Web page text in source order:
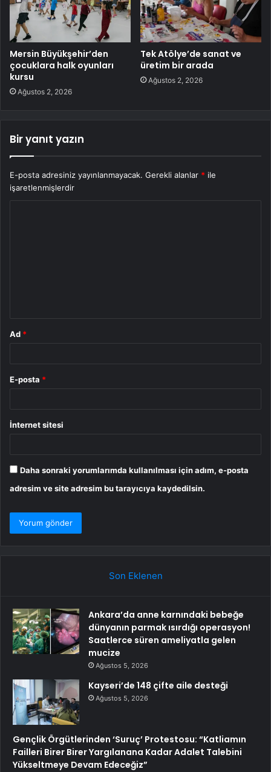
Mersin Büyükşehir’den
çocuklara halk oyunları
kursu
Ağustos 2, 2026
Tek Atölye’de sanat ve
üretim bir arada
Ağustos 2, 2026
Bir yanıt yazın
E-posta adresiniz yayınlanmayacak. Gerekli alanlar * ile
işaretlenmişlerdir
Ad *
E-posta *
İnternet sitesi
Daha sonraki yorumlarımda kullanılması için adım, e-posta
adresim ve site adresim bu tarayıcıya kaydedilsin.
Son Eklenen
Ankara’da anne karnındaki bebeğe
dünyanın parmak ısırdığı operasyon!
Saatlerce süren ameliyatla gelen
mucize
Ağustos 5, 2026
Kayseri’de 148 çifte aile desteği
Ağustos 5, 2026
Gençlik Örgütlerinden ‘Suruç’ Protestosu: “Katliamın
Failleri Birer Birer Yargılanana Kadar Adalet Talebini
Yükseltmeye Devam Edeceğiz”